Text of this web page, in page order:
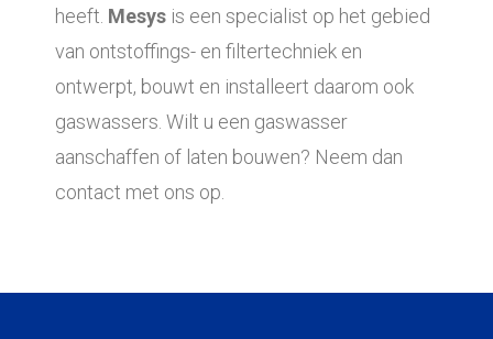
heeft. Mesys is een specialist op het gebied
van ontstoffings- en filtertechniek en
ontwerpt, bouwt en installeert daarom ook
gaswassers. Wilt u een gaswasser
aanschaffen of laten bouwen? Neem dan
contact met ons op.